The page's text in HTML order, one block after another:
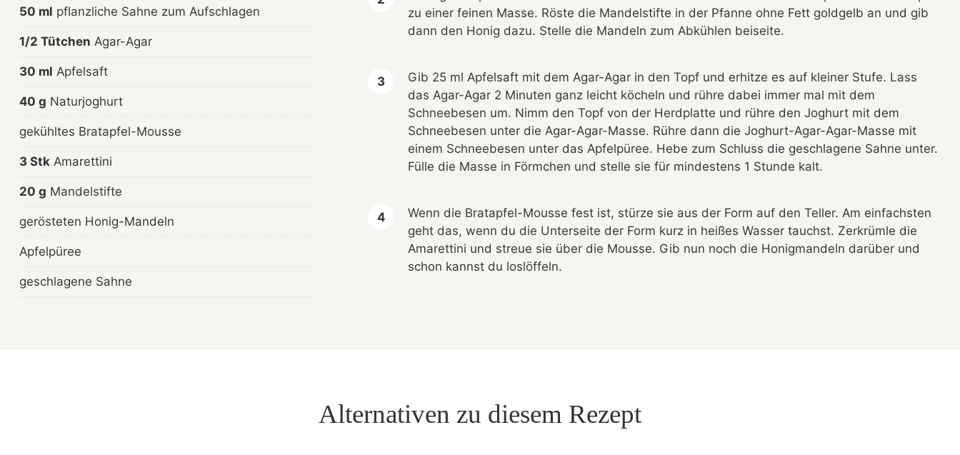
50 ml pflanzliche Sahne zum Aufschlagen
1/2 Tütchen Agar-Agar
30 ml Apfelsaft
40 g Naturjoghurt
gekühltes Bratapfel-Mousse
3 Stk Amarettini
20 g Mandelstifte
gerösteten Honig-Mandeln
Apfelpüree
geschlagene Sahne
zu einer feinen Masse. Röste die Mandelstifte in der Pfanne ohne Fett goldgelb an und gib
dann den Honig dazu. Stelle die Mandeln zum Abkühlen beiseite.
Gib 25 ml Apfelsaft mit dem Agar-Agar in den Topf und erhitze es auf kleiner Stufe. Lass
das Agar-Agar 2 Minuten ganz leicht köcheln und rühre dabei immer mal mit dem
Schneebesen um. Nimm den Topf von der Herdplatte und rühre den Joghurt mit dem
Schneebesen unter die Agar-Agar-Masse. Rühre dann die Joghurt-Agar-Agar-Masse mit
einem Schneebesen unter das Apfelpüree. Hebe zum Schluss die geschlagene Sahne unter.
Fülle die Masse in Förmchen und stelle sie für mindestens 1 Stunde kalt.
Wenn die Bratapfel-Mousse fest ist, stürze sie aus der Form auf den Teller. Am einfachsten
geht das, wenn du die Unterseite der Form kurz in heißes Wasser tauchst. Zerkrümle die
Amarettini und streue sie über die Mousse. Gib nun noch die Honigmandeln darüber und
schon kannst du loslöffeln.
Alternativen zu diesem Rezept